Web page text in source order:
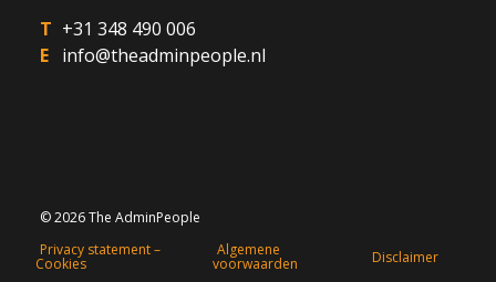
+31 348 490 006
info@theadminpeople.nl
© 2026 The AdminPeople
Privacy statement –
Cookies
Algemene
voorwaarden Disclaimer